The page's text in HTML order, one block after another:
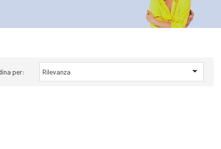
per: Rilevanza 